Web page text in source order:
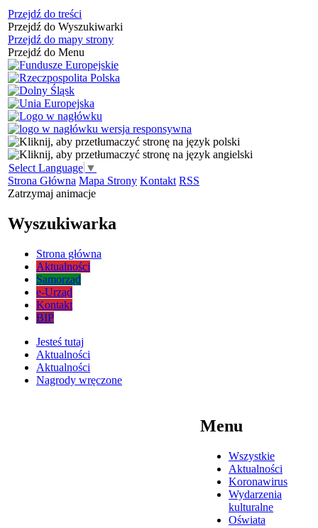
Przejdź do treści
Przejdź do Wyszukiwarki
Przejdź do mapy strony
Przejdź do Menu
Select Language ▼
Strona Główna Mapa Strony Kontakt RSS
Zatrzymaj animacje
Wyszukiwarka
Strona główna
Aktualności
Samorząd
e-Urząd
Kontakt
BIP
Jesteś tutaj
Aktualności
Aktualności
Nagrody wręczone
Menu
Wszystkie
Aktualności
Koronawirus
Wydarzenia
kulturalne
Oświata